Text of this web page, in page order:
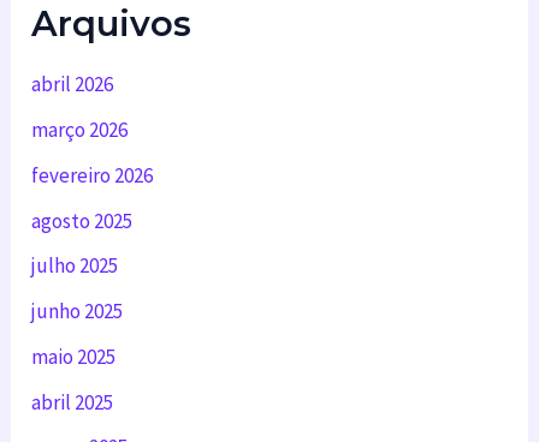
Arquivos
abril 2026
março 2026
fevereiro 2026
agosto 2025
julho 2025
junho 2025
maio 2025
abril 2025